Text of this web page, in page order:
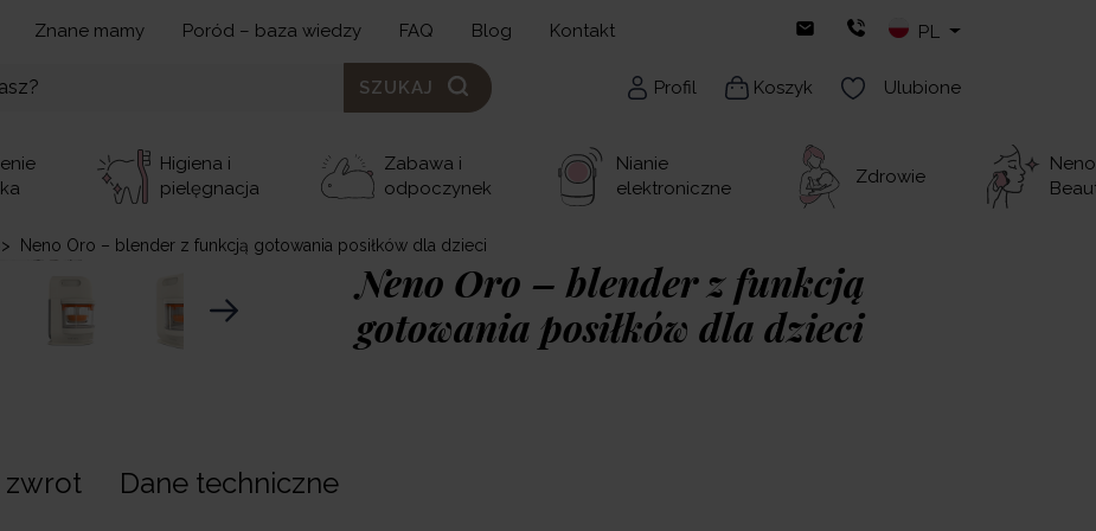
Znane mamy Poród – baza wiedzy FAQ Blog Kontakt PL
SZUKAJ Profil Koszyk Ulubione
Higiena i
pielęgnacja
Zabawa i
odpoczynek
Nianie
elektroniczne
Zdrowie
Neno
Neno Oro – blender z funkcją gotowania posiłków dla dzieci
Neno Oro – blender z funkcją
gotowania posiłków dla dzieci
zwrot Dane techniczne